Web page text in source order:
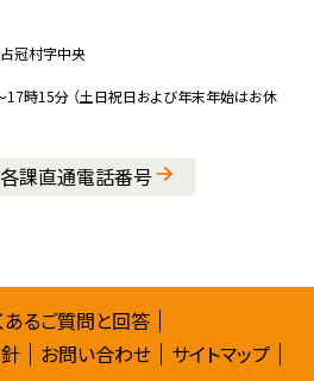
冠村字中央
17時15分 （土日祝日および年末年始はお休
各課直通電話番号
あるご質問と回答
お問い合わせ
サイトマップ